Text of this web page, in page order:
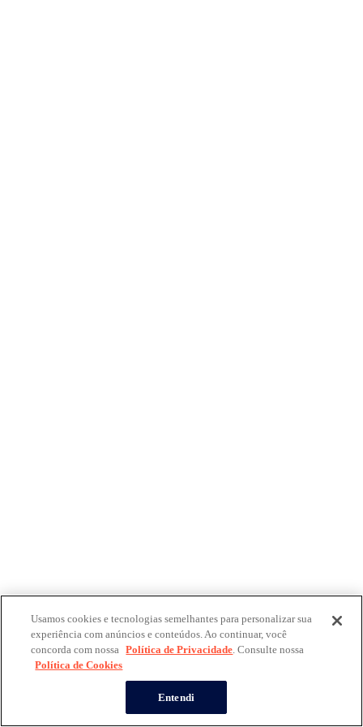
Usamos cookies e tecnologias semelhantes para personalizar sua
experiência com anúncios e conteúdos. Ao continuar, você
concorda com nossa Política de Privacidade. Consulte nossa
Política de Cookies
Entendi